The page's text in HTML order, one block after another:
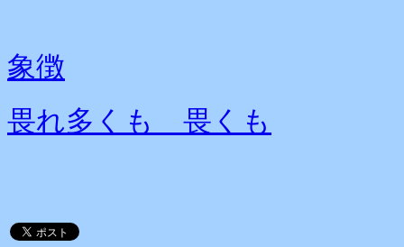
象徴
畏れ多くも 畏くも